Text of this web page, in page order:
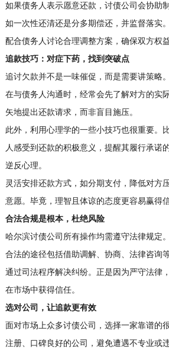
如果债务人表示愿意还款，讨债公司会协助
如一次性还清还是分多期偿还，并监督落实
配合债务人讨论合理调整方案，确保双方权
追款技巧：对症下药，找到突破点
追讨欠款并不是一味催促，而是需要讲策略
在与债务人沟通时，经常会先了解对方的实
矢地提出还款请求，而非盲目施压。
此外，利用心理学的一些小技巧也很重要。
人感受到还款的积极意义，提醒其履行承诺
逆反心理。
灵活安排还款方式，如分期支付，降低对方
意愿。毕竟，理智且体谅的态度更容易赢得
合法合规是根本，杜绝风险
哈尔滨讨债公司所有操作均需遵守法律规定。
合法的途径包括借助调解、协商、法律咨询
通过司法程序解决纠纷。正是因为严守法律
在市场中获得信任。
选对公司，让追款更有效
面对市场上众多讨债公司，选择一家靠谱的
注册、口碑良好的公司，避免遭遇不专业或违